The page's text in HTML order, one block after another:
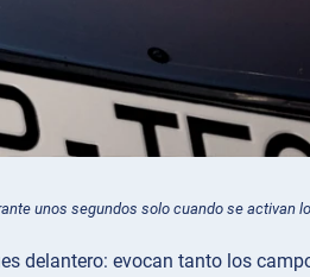
unos segundos solo cuando se activan
delantero: evocan tanto los